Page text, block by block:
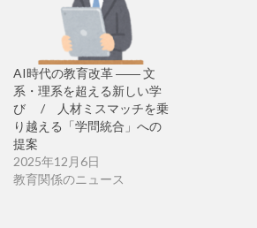
AI時代の教育改革 ―― 文
系・理系を超える新しい学
び / 人材ミスマッチを乗
り越える「学問統合」への
提案
2025年12月6日
教育関係のニュース